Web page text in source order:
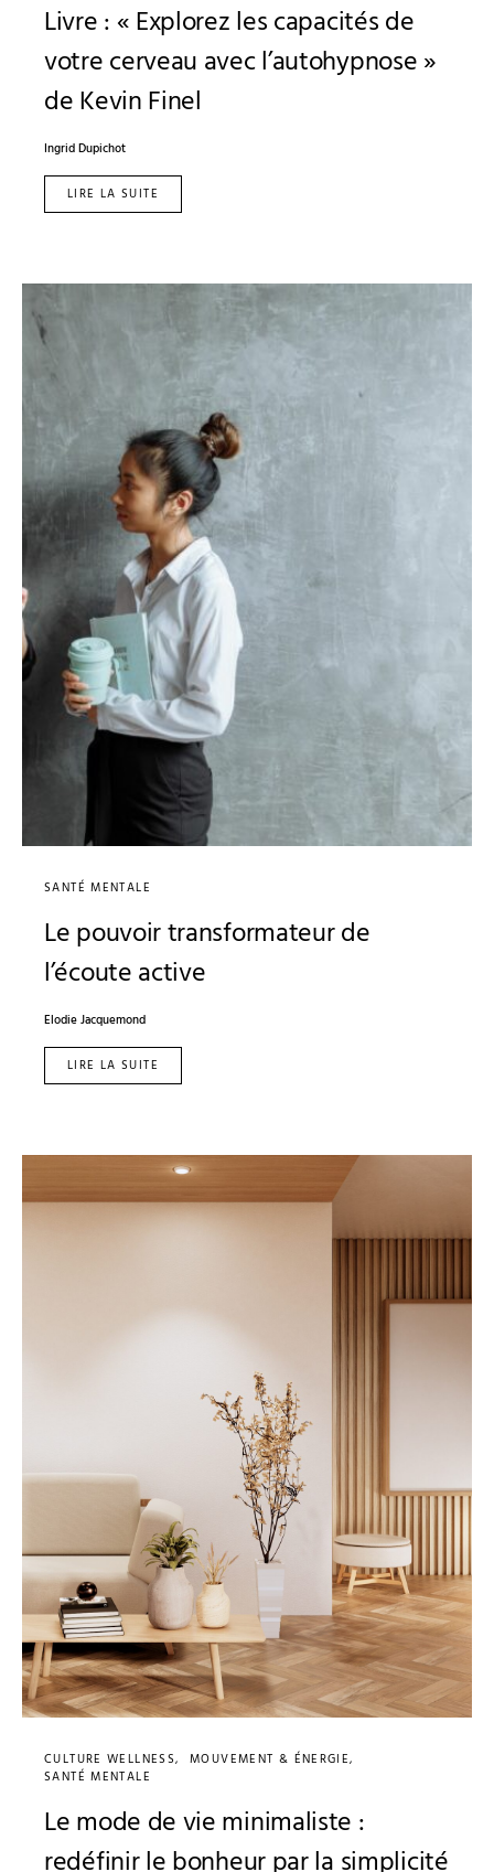
Livre : « Explorez les capacités de
votre cerveau avec l’autohypnose »
de Kevin Finel
Ingrid Dupichot
LIRE LA SUITE
SANTÉ MENTALE
Le pouvoir transformateur de
l’écoute active
Elodie Jacquemond
LIRE LA SUITE
CULTURE WELLNESS
MOUVEMENT & ÉNERGIE
SANTÉ MENTALE
Le mode de vie minimaliste :
redéfinir le bonheur par la simplicité